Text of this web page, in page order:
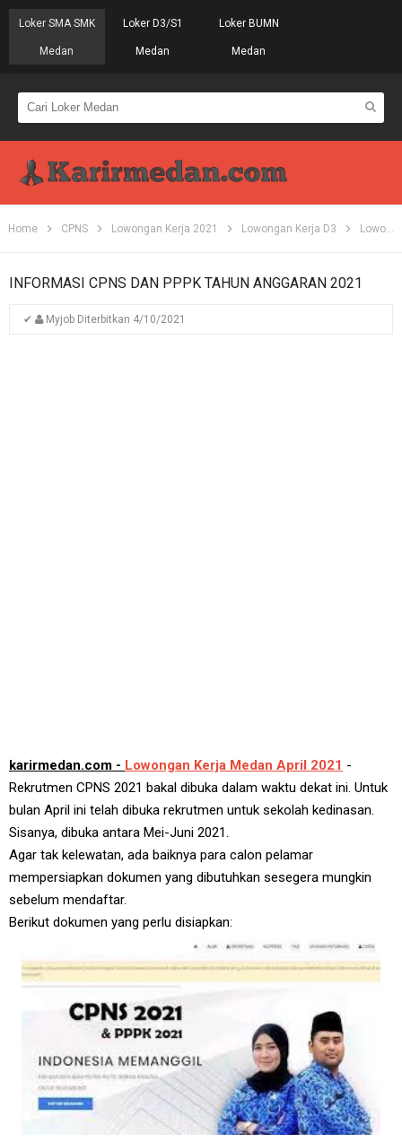
Loker SMA SMK
Medan
Loker D3/S1
Medan
Loker BUMN
Medan
Home CPNS Lowongan Kerja 2021 Lowongan Kerja D3 Lowongan Kerja Medan
INFORMASI CPNS DAN PPPK TAHUN ANGGARAN 2021
✔ Myjob Diterbitkan 4/10/2021
karirmedan.com - Lowongan Kerja Medan April 2021 -
Rekrutmen CPNS 2021 bakal dibuka dalam waktu dekat ini. Untuk
bulan April ini telah dibuka rekrutmen untuk sekolah kedinasan.
Sisanya, dibuka antara Mei-Juni 2021.
Agar tak kelewatan, ada baiknya para calon pelamar
mempersiapkan dokumen yang dibutuhkan sesegera mungkin
sebelum mendaftar.
Berikut dokumen yang perlu disiapkan: